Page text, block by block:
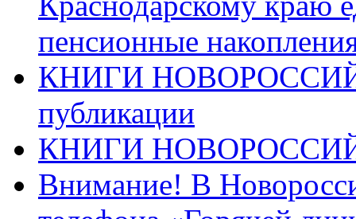
пенсионные
КНИГИ
публикации
КНИГИ
Внимание! В